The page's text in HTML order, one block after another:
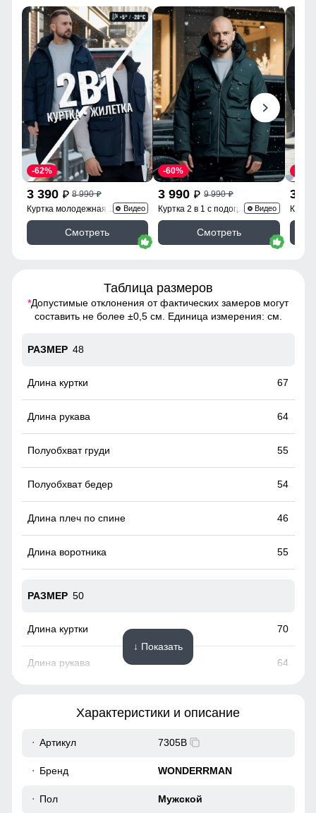
3 390 p 8 990p
-62%
Куртка молодежная 2409TS
Видео
Смотреть
3 990 p 9 990p
-60%
Куртка 2 в 1 с подогревом
6668TS
Видео
Смотреть
3
Таблица размеров
*Допустимые отклонения от фактических замеров могут
составить не более ±0,5 см. Единица измерения: см.
48
67
64
55
54
46
55
50
70
64
↓ Показать
Характеристики и описание
Артикул 7305B
Бренд WONDERRMAN
Пол Мужской